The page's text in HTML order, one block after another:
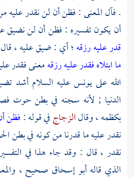
. فآل المعنى : فظن أن لن نقدر عليه
أن يكون تفسيره : فظن أن لن نضيق
قدر عليه رزقه؛ أي : ضيق عليه ،
ما ابتلاه فقدر عليه رزقهمعنى فقدر
الله علىيونسعليه السلام أشد
الدنيا ; لأنه سجنه في بطن حوت
بكظمه ، وقالالزجاجفي قوله :فظن
نقدر عليه ما قدرنا من كونه في بطن
نقدر ، قال : وقد جاء هذا في
الذي قالهأبو إسحاق صحيح ،